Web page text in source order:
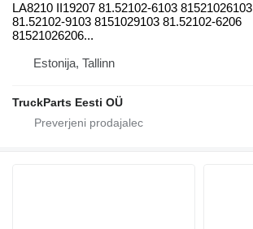
LA8210 II19207 81.52102-6103 81521026103
81.52102-9103 8151029103 81.52102-6206
81521026206...
Estonija, Tallinn
TruckParts Eesti OÜ